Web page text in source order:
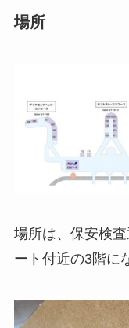
場所
場所は、保安検
ート付近の3階に